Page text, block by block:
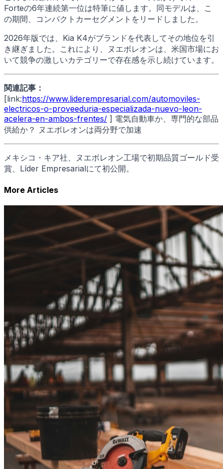
Forteの6年連続第一位は特筆に値します。同モデルは、こ
の期間、コンパクトカーセグメントをリードしました。
2026年版では、Kia K4がブランドを代表してその地位を引
き継ぎました。これにより、ヌエボレオンは、米国市場にお
いて競争の激しいカテゴリーで存在感を示し続けています。
関連記事：
[link:https://www.liderempresarial.com/automoviles-
electricos-o-proveeduria-especializada-nuevo-leon-
acelera-en-ambos-frentes/ ] 電気自動車か、専門的な部品
供給か？ ヌエボレオンは両分野で加速
メキシコ・キア社、ヌエボレオン工場で初期品質ゴールド受
賞、Líder Empresarialにて初公開。
More Articles